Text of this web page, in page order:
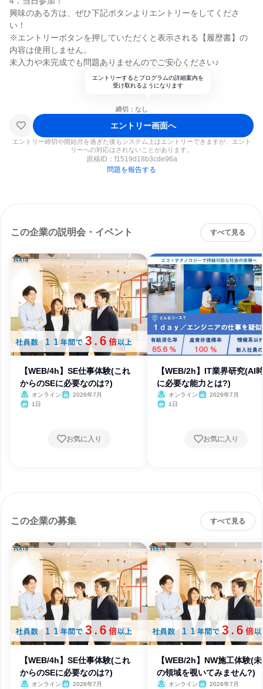
興味のある方は、ぜひ下記ボタンよりエントリーをしてくださ
い！
※エントリーボタンを押していただくと表示される【履歴書】の
内容は使用しません。
未入力や未完成でも問題ありませんのでご安心ください♪
エントリーするとプログラムの詳細案内を
受け取れるようになります
締切：なし
エントリー画面へ
エントリー締切や開始月を過ぎた後もシステム上はエントリーできますが、エント
リーへの対応はされないことがあります。
原稿ID： f1519d18b3cde96a
問題を報告する
この企業の説明会・イベント すべて見る
【WEB/4h】SE仕事体験(これ
からのSEに必要なのは?)
オンライン
2026年7月
1日
お気に入り
【WEB/2h】IT業界研究(AI
に必要な能力とは?)
オンライン
2026年7月
1日
お気に入り
この企業の募集 すべて見る
【WEB/4h】SE仕事体験(これ
からのSEに必要なのは?)
オンライン
2026年7月
【WEB/2h】NW施工体験(
の領域を覗いてみません?)
オンライン
2026年7月